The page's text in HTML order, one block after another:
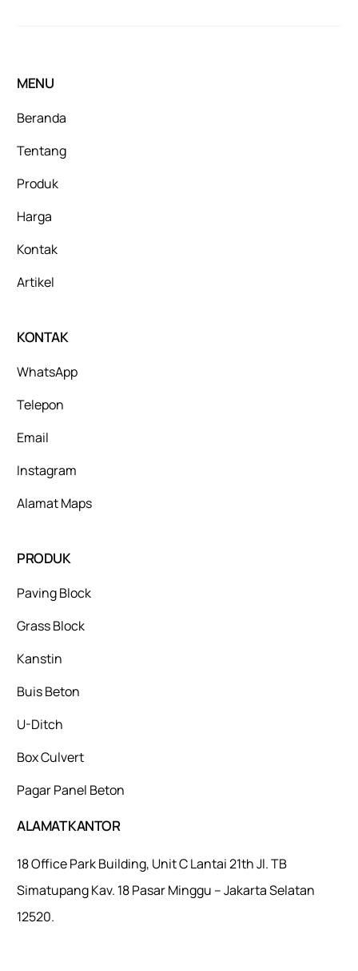
MENU
Beranda
Tentang
Produk
Harga
Kontak
Artikel
KONTAK
WhatsApp
Telepon
Email
Instagram
Alamat Maps
PRODUK
Paving Block
Grass Block
Kanstin
Buis Beton
U-Ditch
Box Culvert
Pagar Panel Beton
ALAMAT KANTOR
18 Office Park Building, Unit C Lantai 21th Jl. TB
Simatupang Kav. 18 Pasar Minggu – Jakarta Selatan
12520.